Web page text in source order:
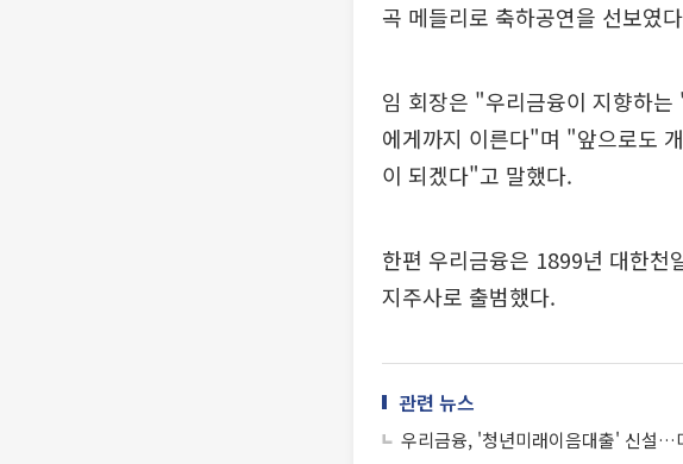
곡 메들리로 축하공연을 선보였
임 회장은 "우리금융이 지향하
에게까지 이른다"며 "앞으로도
이 되겠다"고 말했다.
한편 우리금융은 1899년 대한천
지주사로 출범했다.
관련 뉴스
우리금융, '청년미래이음대출' 신설…